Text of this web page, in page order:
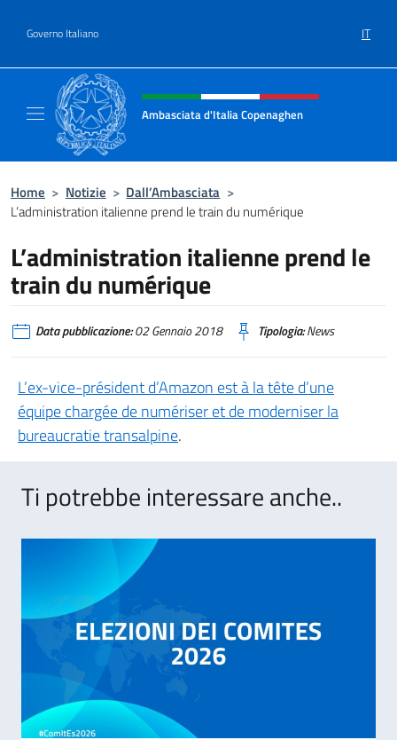
Governo Italiano IT
Intestazione sito, social e menù
Ambasciata d'Italia Copenaghen
Home > Notizie > Dall’Ambasciata >
L’administration italienne prend le train du numérique
L’administration italienne prend le
train du numérique
Data pubblicazione:02 Gennaio 2018 Tipologia:News
L’ex-vice-président d’Amazon est à la tête d’une
équipe chargée de numériser et de moderniser la
bureaucratie transalpine.
Ti potrebbe interessare anche..